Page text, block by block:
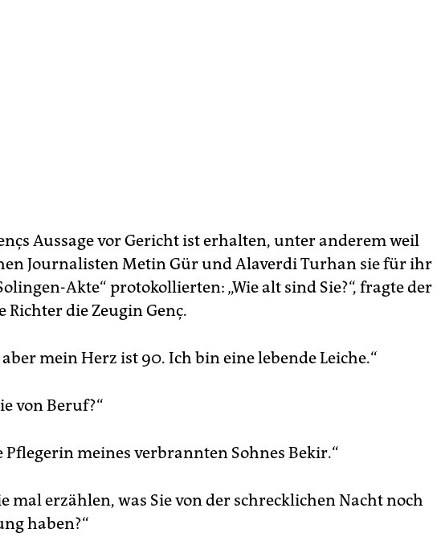
Aussage vor Gericht ist erhalten, unter anderem weil
Journalisten Metin Gür und Alaverdi Turhan sie für ihr
Akte“ protokollierten: „Wie alt sind Sie?“, fragte der
Richter die Zeugin Genç.
aber mein Herz ist 90. Ich bin eine lebende Leiche.“
von Beruf?“
Pflegerin meines verbrannten Sohnes Bekir.“
mal erzählen, was Sie von der schrecklichen Nacht noch
haben?“